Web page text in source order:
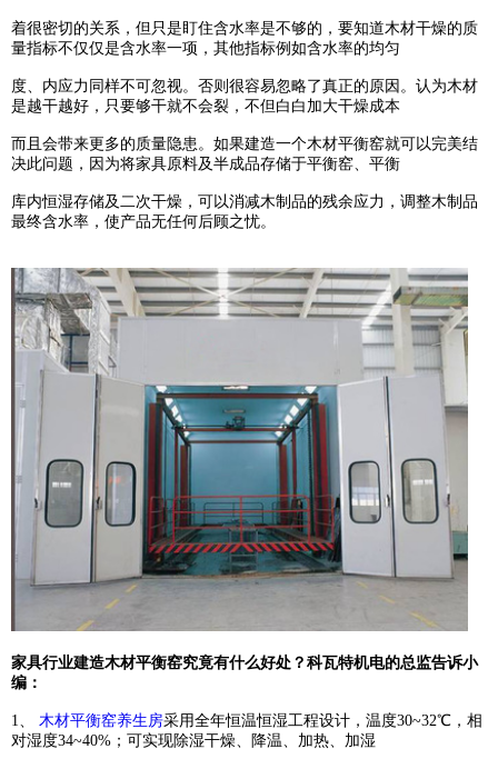
着很密切的关系，但只是盯住含水率是不够的，要知道木材干燥的质
量指标不仅仅是含水率一项，其他指标例如含水率的均匀
度、内应力同样不可忽视。否则很容易忽略了真正的原因。认为木材
是越干越好，只要够干就不会裂，不但白白加大干燥成本
而且会带来更多的质量隐患。如果建造一个木材平衡窑就可以完美结
决此问题，因为将家具原料及半成品存储于平衡窑、平衡
库内恒湿存储及二次干燥，可以消减木制品的残余应力，调整木制品
最终含水率，使产品无任何后顾之忧。
家具行业建造木材平衡窑究竟有什么好处？科瓦特机电的总监告诉小
编：
1、 木材平衡窑养生房采用全年恒温恒湿工程设计，温度30~32℃，相
对湿度34~40%；可实现除湿干燥、降温、加热、加湿